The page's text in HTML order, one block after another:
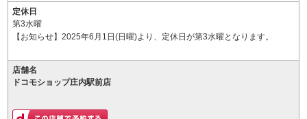
定休日
第3水曜
【お知らせ】2025年6月1日(日曜)より、定休日が第3水曜となります。
店舗名
ドコモショップ庄内駅前店